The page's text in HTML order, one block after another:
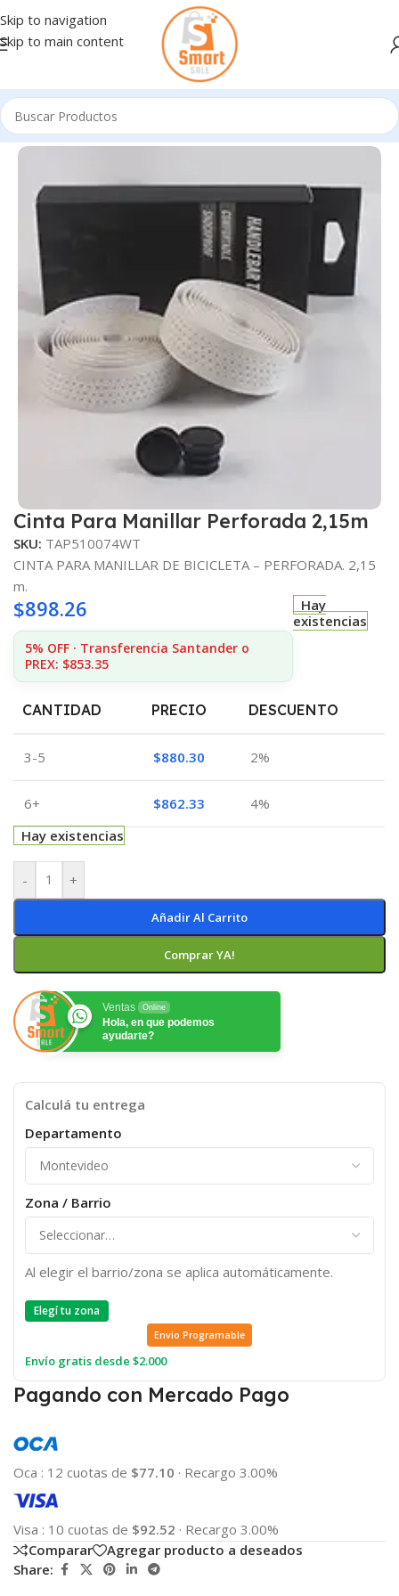
Skip to navigation
Skip to main content
Inicio/Bicicletas - Accesorios/ACCESORIOS
Cinta Para Manillar Perforada 2,15m
SKU: TAP510074WT
CINTA PARA MANILLAR DE BICICLETA – PERFORADA. 2,15
m.
$898.26
5% OFF · Transferencia Santander o
PREX: $853.35
Hay
existencias
CANTIDAD PRECIO DESCUENTO
3-5 $880.30 2%
6+ $862.33
4%
Hay existencias
- +
Añadir Al Carrito
Comprar YA!
Ventas Online
Hola, en que podemos
ayudarte?
Calculá tu entrega
Departamento
Zona / Barrio
Al elegir el barrio/zona se aplica automáticamente.
Elegí tu zona
Envio Programable
Envío gratis desde $2.000
Pagando con Mercado Pago
Oca : 12 cuotas de $77.10 · Recargo 3.00%
Visa : 10 cuotas de $92.52 · Recargo 3.00%
Comparar
Agregar producto a deseados
Share: